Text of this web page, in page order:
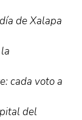
de Xalapa
cada voto a
del